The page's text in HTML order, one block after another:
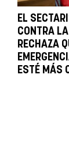
EL
CONTRA
RECHAZA
ESTÉ MÁS